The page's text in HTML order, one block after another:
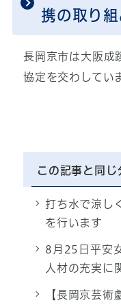
携の取り
長岡京市は大阪成
協定を交わしてい
この記事と同じ
打ち水で涼し
を行います
8月25日平安
人材の充実に
【長岡京芸術